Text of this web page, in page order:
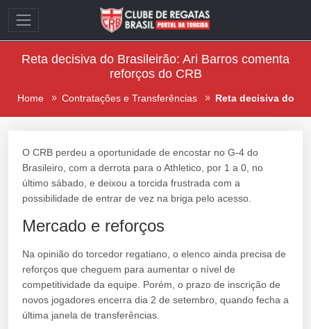
Reta decisiva do Brasileirão: Ari Barros comenta
reforços do CRB
Home Contratações e Transferências Reta decisiva do
O CRB perdeu a oportunidade de encostar no G-4 do
Brasileiro, com a derrota para o Athletico, por 1 a 0, no
último sábado, e deixou a torcida frustrada com a
possibilidade de entrar de vez na briga pelo acesso.
Mercado e reforços
Na opinião do torcedor regatiano, o elenco ainda precisa de
reforços que cheguem para aumentar o nível de
competitividade da equipe. Porém, o prazo de inscrição de
novos jogadores encerra dia 2 de setembro, quando fecha a
última janela de transferências.